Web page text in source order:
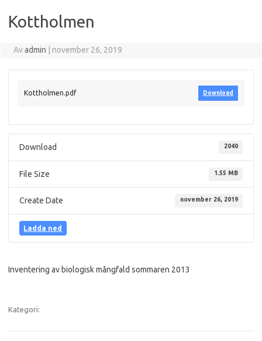
Kottholmen
Avadmin november 26, 2019
Kottholmen.pdf Download
Download 2040
File Size 1.55 MB
Create Date november 26, 2019
Ladda ned
Inventering av biologisk mångfald sommaren 2013
Kategori: